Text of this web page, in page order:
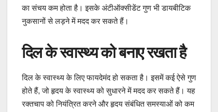
का संचय कम होता है। इसके अंटीऑक्सीडेंट गुण भी डायबीटिक
नुकसानों से लड़ने में मदद कर सकते हैं।
दिल के स्वास्थ्य को बनाए रखता है
दिल के स्वास्थ्य के लिए फायदेमंद हो सकता है। इसमें कई ऐसे गुण
होते हैं, जो हृदय के स्वास्थ्य को सुधारने में मदद कर सकते हैं। यह
रक्तचाप को नियंत्रित करने और हृदय संबंधित समस्याओं को कम